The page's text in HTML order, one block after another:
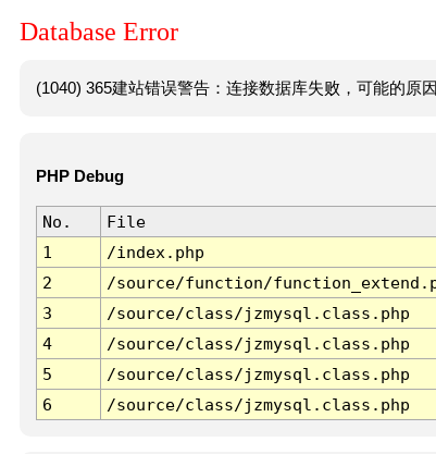
Database Error
(1040) 365建站错误警告：连接数据库失败，可能的原
PHP Debug
No. File
1
/index.php
2
/source/function/
3
/source/class/jzmysql.class.php
4
/source/class/jzmysql.class.php
5
/source/class/jzmysql.class.php
6
/source/class/jzmysql.class.php